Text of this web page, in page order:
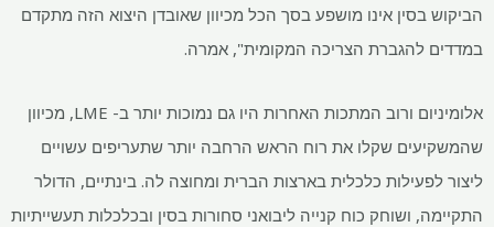
הביקוש בסין אינו מושפע בסך הכל מכיוון שאובדן היצוא הזה מתקדם
במדדים להגברת הצריכה המקומית", אמרה.
אלומיניום ורוב המתכות האחרות היו גם נמוכות יותר ב- LME, מכיוון
שהמשקיעים שקלו את רוח הראש הרחבה יותר שתעריפים עשויים
ליצור לפעילות כלכלית בארצות הברית ומחוצה לה. בינתיים, הדולר
התקיימה, ושוחק כוח קנייה ליבואני סחורות בסין ובכלכלות תעשייתיות